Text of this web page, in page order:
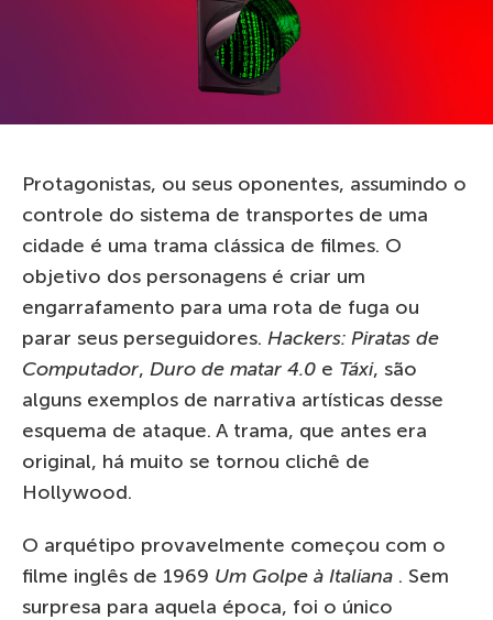
Protagonistas, ou seus oponentes, assumindo o
controle do sistema de transportes de uma
cidade é uma trama clássica de filmes. O
objetivo dos personagens é criar um
engarrafamento para uma rota de fuga ou
parar seus perseguidores. Hackers: Piratas de
Computador, Duro de matar 4.0 e Táxi, são
alguns exemplos de narrativa artísticas desse
esquema de ataque. A trama, que antes era
original, há muito se tornou clichê de
Hollywood.
O arquétipo provavelmente começou com o
filme inglês de 1969 Um Golpe à Italiana . Sem
surpresa para aquela época, foi o único